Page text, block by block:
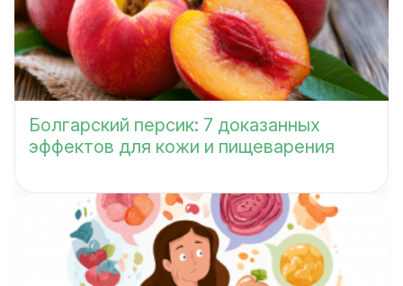
Болгарский персик: 7 доказанных
эффектов для кожи и пищеварения